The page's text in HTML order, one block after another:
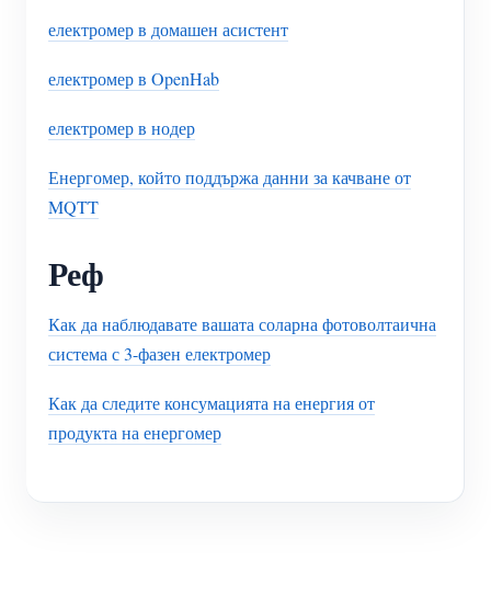
електромер в домашен асистент
електромер в OpenHab
електромер в нодер
Енергомер, който поддържа данни за качване от
MQTT
Реф
Как да наблюдавате вашата соларна фотоволтаична
система с 3-фазен електромер
Как да следите консумацията на енергия от
продукта на енергомер